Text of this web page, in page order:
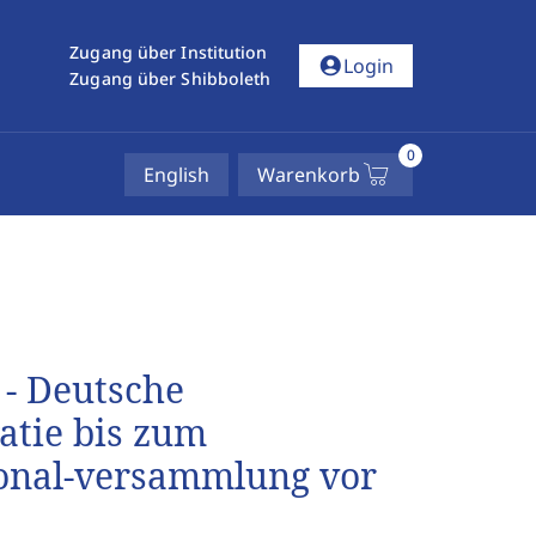
Zugang über Institution
Zugang über Shibboleth
account_circleLogin
English Warenkorb
0
Deutsche
bis zum
versammlung vor